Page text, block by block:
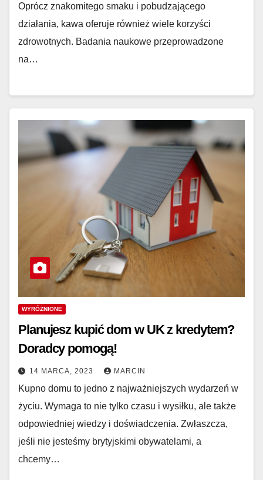
Oprócz znakomitego smaku i pobudzającego
działania, kawa oferuje również wiele korzyści
zdrowotnych. Badania naukowe przeprowadzone
na…
WYRÓŻNIONE
Planujesz kupić dom w UK z kredytem?
Doradcy pomogą!
14 MARCA, 2023 MARCIN
Kupno domu to jedno z najważniejszych wydarzeń w
życiu. Wymaga to nie tylko czasu i wysiłku, ale także
odpowiedniej wiedzy i doświadczenia. Zwłaszcza,
jeśli nie jesteśmy brytyjskimi obywatelami, a
chcemy…